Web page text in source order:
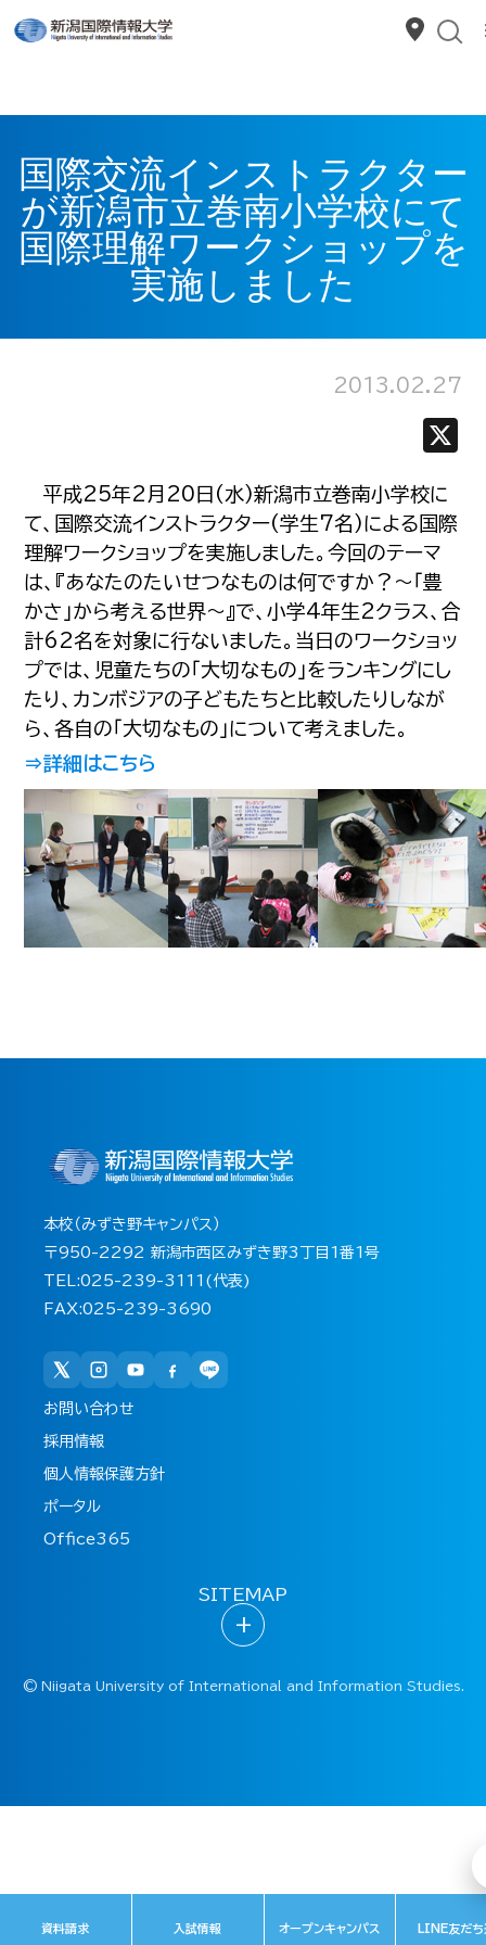
国際交流インストラクター
が新潟市立巻南小学校にて
国際理解ワークショップを
実施しました
2013.02.27
平成25年2月20日(水)新潟市立巻南小学校に
て、国際交流インストラクター(学生7名)による国際
理解ワークショップを実施しました。今回のテーマ
は、『あなたのたいせつなものは何ですか？～「豊
かさ」から考える世界～』で、小学4年生2クラス、合
計62名を対象に行ないました。当日のワークショッ
プでは、児童たちの「大切なもの」をランキングにし
たり、カンボジアの子どもたちと比較したりしなが
ら、各自の「大切なもの」について考えました。
⇒詳細はこちら
本校（みずき野キャンパス）
〒950-2292 新潟市西区みずき野3丁目1番1号
TEL:025-239-3111(代表)
FAX:025-239-3690
お問い合わせ
採用情報
個人情報保護方針
ポータル
Office365
SITEMAP
+
©Niigata University of International and Information Studies.
資料請求 入試情報 オープンキャンパス LINE友だち